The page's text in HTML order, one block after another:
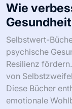
Wie
Selbstwert-
psychische
Resilienz
von
Diese Bücher
emotionale